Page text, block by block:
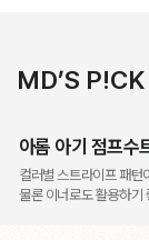
MD’S P!CK
아롬 아기 점프수
컬러별 스트라이프 패턴
물론 이너로도 활용하기